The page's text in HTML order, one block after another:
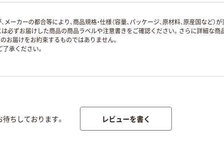
カーの都合等により、商品規格・仕様（容量、パッケージ、原材料、原産国など
必ずお届けした商品の商品ラベルや注意書きをご確認ください。さらに詳細な商
のお届けをお約束するものではありません。
承ください。
ちしております。 レビューを書く